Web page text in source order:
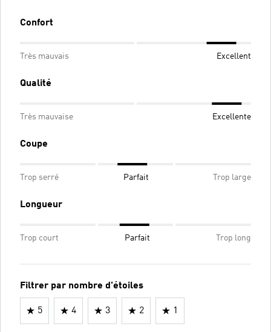
Confort
Très mauvais Excellent
Qualité
Très mauvaise Excellente
Coupe
Trop serré Parfait Trop large
Longueur
Trop court Parfait Trop long
Filtrer par nombre d'étoiles
5 4 3 2 1